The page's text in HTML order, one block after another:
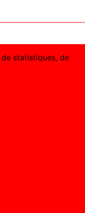
statistiques, de